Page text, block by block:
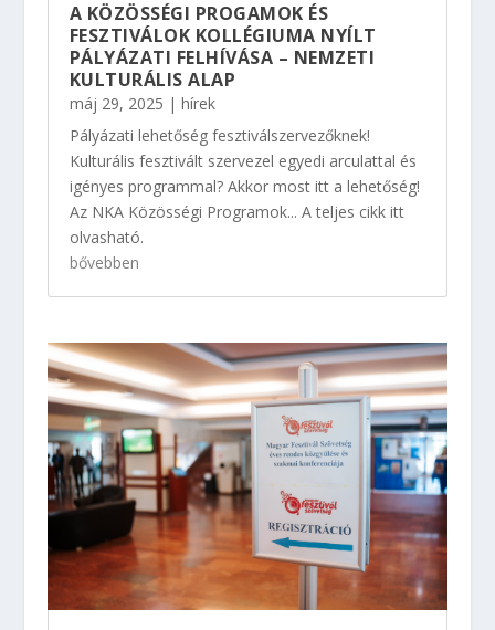
A KÖZÖSSÉGI PROGAMOK ÉS
FESZTIVÁLOK KOLLÉGIUMA NYÍLT
PÁLYÁZATI FELHÍVÁSA – NEMZETI
KULTURÁLIS ALAP
máj 29, 2025 | hírek
Pályázati lehetőség fesztiválszervezőknek!
Kulturális fesztivált szervezel egyedi arculattal és
igényes programmal? Akkor most itt a lehetőség!
Az NKA Közösségi Programok... A teljes cikk itt
olvasható.
bővebben